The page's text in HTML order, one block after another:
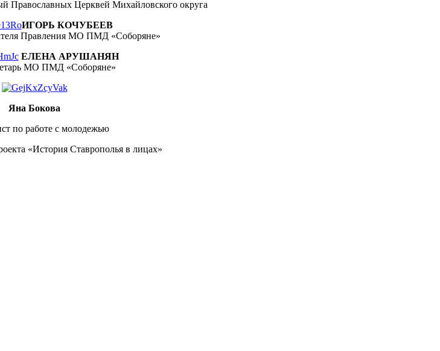
Православных Церквей Михайловского округа
ИГОРЬ КОЧУБЕЕВ
Правления МО ПМД «Соборяне»
ЕЛЕНА АРУШАНЯН
МО ПМД «Соборяне»
Яна Бокова
по работе с молодежью
«История Ставрополья в лицах»